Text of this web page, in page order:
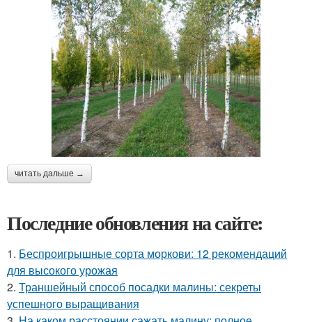
читать дальше →
Последние обновления на сайте:
1. Беспроигрышные сорта моркови: 12 рекомендаций
для высокого урожая
2. Траншейный способ посадки малины: секреты
успешного выращивания